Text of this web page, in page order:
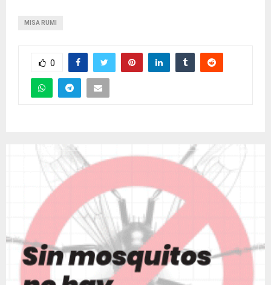
MISA RUMI
0